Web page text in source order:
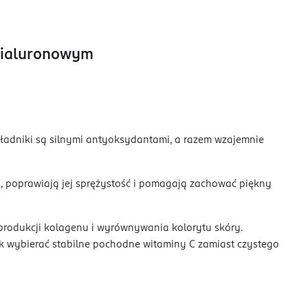
są silnymi antyoksydantami, a razem wzajemnie
jej sprężystość i pomagają zachować piękny
kolagenu i wyrównywania kolorytu skóry.
stabilne pochodne witaminy C zamiast czystego